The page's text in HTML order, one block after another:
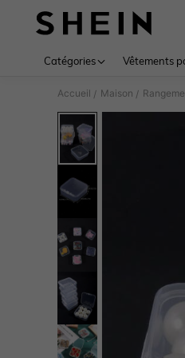
Catégories Vêtements
Accueil / Maison /